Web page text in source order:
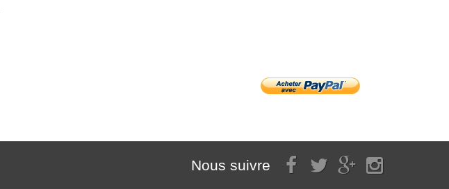
Nous suivre